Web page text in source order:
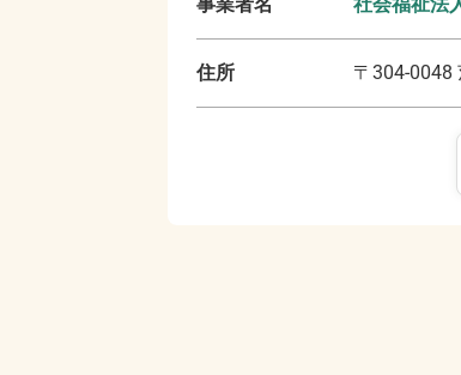
住所 〒 304-0048